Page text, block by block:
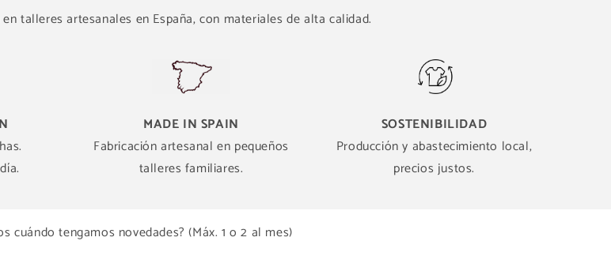
talleres artesanales en España, con materiales de alta calidad.
MADE IN SPAIN
Fabricación artesanal en pequeños
talleres familiares.
SOSTENIBILIDAD
Producción y abastecimiento local,
precios justos.
cuándo tengamos novedades? (Máx. 1 o 2 al mes)